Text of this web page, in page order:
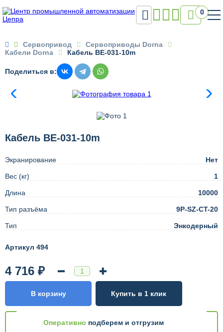
 0
 Сервопривод
Сервоприводы Dorna
Кабели Dorna
Кабель BE-031-10m
Поделиться в:
Кабель BE-031-10m
Экранирование Нет
Вес (кг) 1
Длина 10000
Тип разъёма 9P-SZ-CT-20
Тип Энкодерный
Артикул 494
Оперативно подберем и отгрузим
4 716 ₽
В корзину Купить в 1 клик